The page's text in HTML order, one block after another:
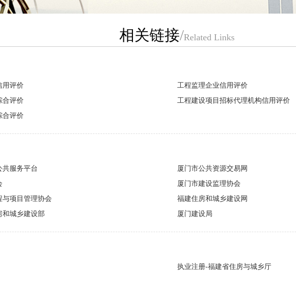
相关链接/Related Links
用评价
工程监理企业信用评价
合评价
工程建设项目招标代理机构信用评价
合评价
共服务平台
厦门市公共资源交易网
厦门市建设监理协会
项目管理协会
福建住房和城乡建设网
和城乡建设部
厦门建设局
执业注册-福建省住房与城乡厅